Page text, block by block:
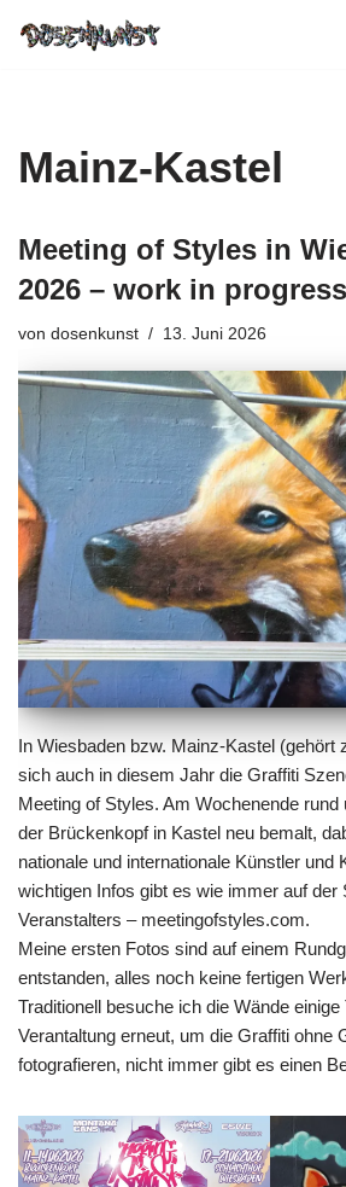
Mainz-Kastel
Meeting of Styles in
2026 – work in progress
von dosenkunst 13. Juni 2026
In Wiesbaden bzw. Mainz-Kastel (gehört
sich auch in diesem Jahr die Graffiti
Meeting of Styles. Am Wochenende
der Brückenkopf in Kastel neu bemalt,
nationale und internationale Künstler und
wichtigen Infos gibt es wie immer auf der
Veranstalters – meetingofstyles.com.
Meine ersten Fotos sind auf einem
entstanden, alles noch keine fertigen
Traditionell besuche ich die Wände einige
Verantaltung erneut, um die Graffiti ohne
fotografieren, nicht immer gibt es einen